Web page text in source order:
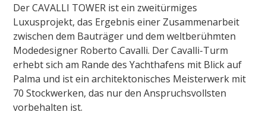
Der CAVALLI TOWER ist ein zweitürmiges
Luxusprojekt, das Ergebnis einer Zusammenarbeit
zwischen dem Bauträger und dem weltberühmten
Modedesigner Roberto Cavalli. Der Cavalli-Turm
erhebt sich am Rande des Yachthafens mit Blick auf
Palma und ist ein architektonisches Meisterwerk mit
70 Stockwerken, das nur den Anspruchsvollsten
vorbehalten ist.